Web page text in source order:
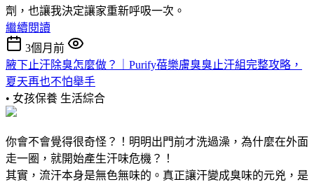
劑，也讓我決定讓家重新呼吸一次。
繼續閱讀
3個月前
腋下止汗除臭怎麼做？｜Purify蓓樂膚臭臭止汗組完整攻略，
夏天再也不怕舉手
• 女孩保養 生活綜合
你會不會覺得很奇怪？！明明出門前才洗過澡，為什麼在外面
走一圈，就開始產生汗味危機？！
其實，流汗本身是無色無味的。真正讓汗變成臭味的元兇，是